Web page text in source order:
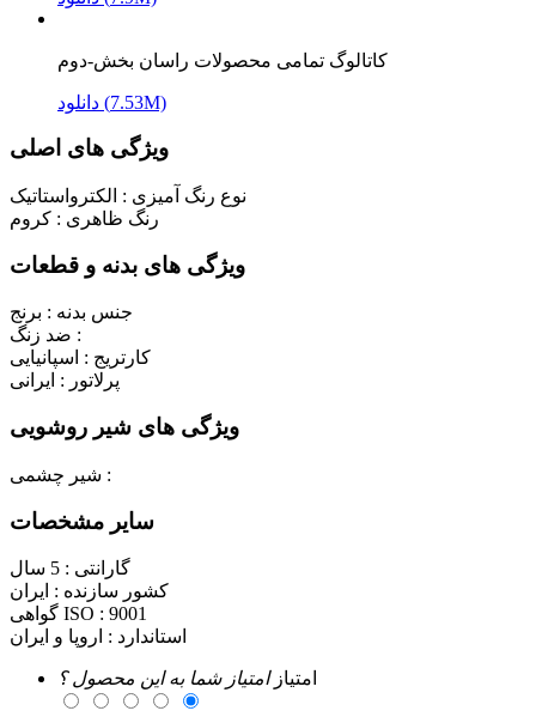
کاتالوگ تمامی محصولات راسان بخش-دوم
دانلود (7.53M)
ویژگی های اصلی
نوع رنگ آمیزی : الکترواستاتیک
رنگ ظاهری : کروم
ویژگی های بدنه و قطعات
جنس بدنه : برنج
ضد زنگ :
کارتریج : اسپانیایی
پرلاتور : ایرانی
ویژگی های شیر روشویی
شیر چشمی :
سایر مشخصات
گارانتی : 5 سال
کشور سازنده : ایران
گواهی ISO : 9001
استاندارد : اروپا و ایران
امتیازامتیاز شما به این محصول ؟